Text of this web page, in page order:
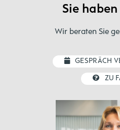
Sie haben
Wir beraten Sie
GESPRÄCH
ZU